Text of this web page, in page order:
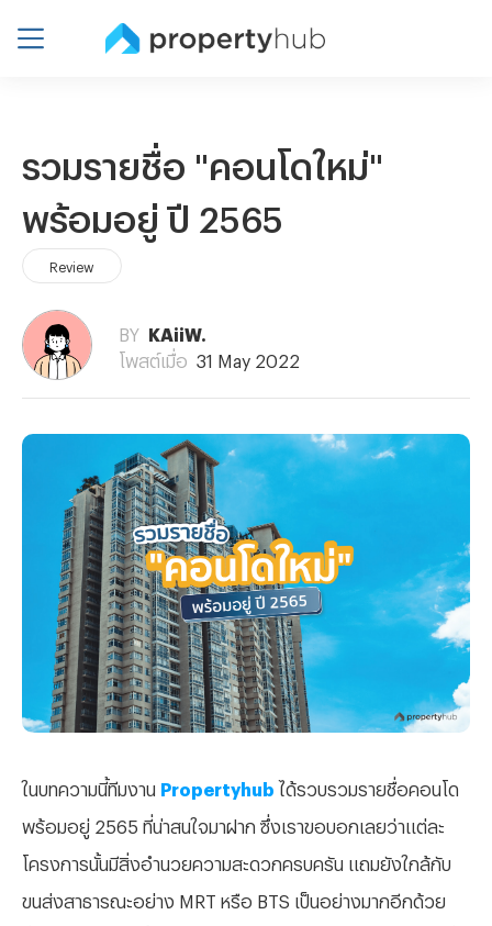
รวมรายชื่อ "คอนโดใหม่"
พร้อมอยู่ ปี 2565
Review
BY
KAiiW.
โพสต์เมื่อ
31 May 2022
ในบทความนี้ทีมงาน Propertyhub ได้รวบรวมรายชื่อคอนโด
พร้อมอยู่ 2565 ที่น่าสนใจมาฝาก ซึ่งเราขอบอกเลยว่าแต่ละ
โครงการนั้นมีสิ่งอำนวยความสะดวกครบครัน แถมยังใกล้กับ
ขนส่งสาธารณะอย่าง MRT หรือ BTS เป็นอย่างมากอีกด้วย